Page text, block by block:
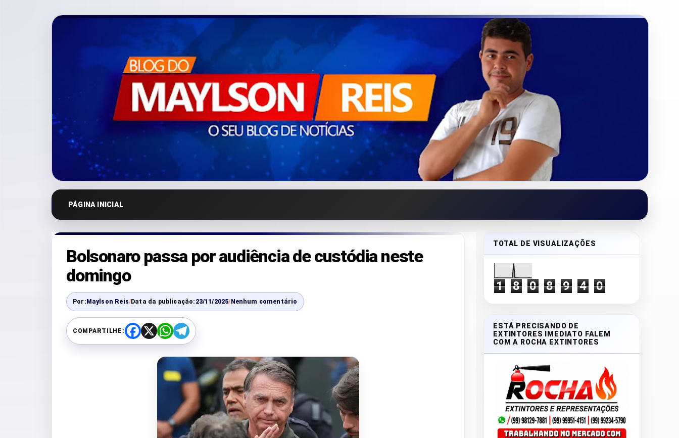
PÁGINA INICIAL
Bolsonaro passa por audiência de custódia neste
domingo
Por:Maylson Reis/Data da publicação: 23/11/2025/Nenhum comentário
COMPARTILHE:
F
a
X
W
h
t
A
p
T
e
e
g
r
a
m
TOTAL DE VISUALIZAÇÕES
1 8 0 8 9 4 0
ESTÁ PRECISANDO DE
EXTINTORES IMEDIATO FALEM
COM A ROCHA EXTINTORES